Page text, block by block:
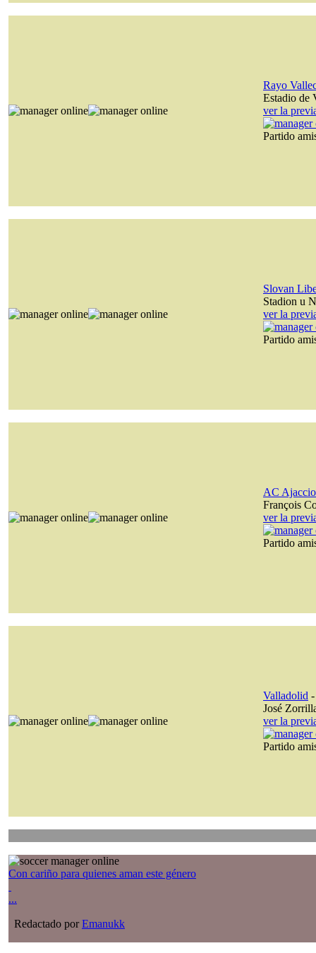
Rayo
Estadio de
ver la
Partido
Slovan
Stadion u
ver la
Partido
AC Ajaccio
François
ver la
Partido
Valladolid
José
ver la
Partido
Con cariño para quienes aman este género
...
Redactado porEmanukk